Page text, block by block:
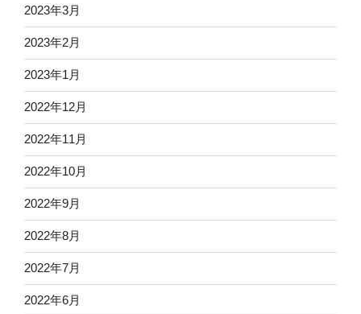
2023年3月
2023年2月
2023年1月
2022年12月
2022年11月
2022年10月
2022年9月
2022年8月
2022年7月
2022年6月